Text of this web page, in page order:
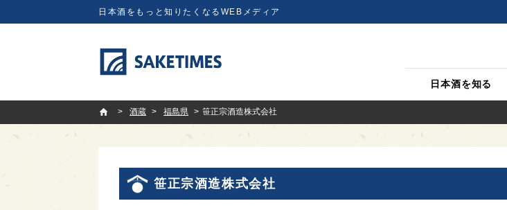
日本酒をもっと知りたくなるWEBメディア
日本酒を知る
SAKETIMES
酒蔵
福島県 笹正宗酒造株式会社
笹正宗酒造株式会社